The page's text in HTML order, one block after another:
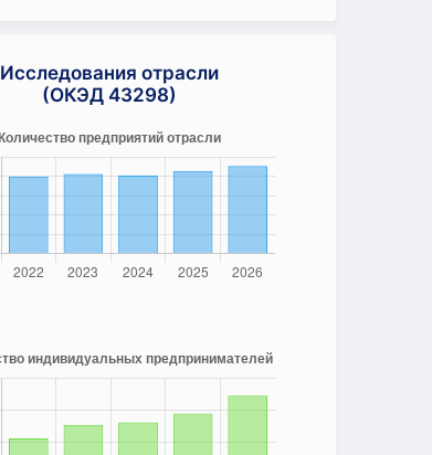
Исследования отрасли
(ОКЭД 43298)